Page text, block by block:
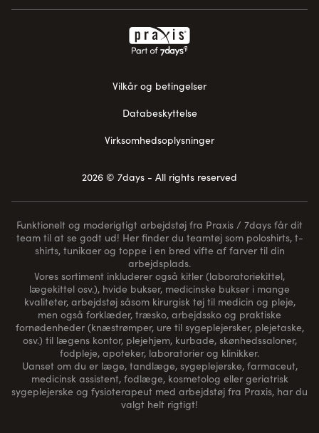
Vilkår og betingelser
Databeskyttelse
Virksomhedsoplysninger
2026 © 7days - All rights reserved
Funktionelt og moderigtigt arbejdstøj fra Praxis / 7days får dit
team til at se godt ud! Her finder du teamtøj som poloshirts, t-
shirts, tunikaer og toppe i en bred vifte af farver til din
arbejdsplads.
Vores sortiment inkluderer også kitler (laboratoriekittel,
lægekittel osv.), hvide bukser, medicinske bukser i mange
kvaliteter, arbejdstøj såsom kirurgisk tøj til medicin og pleje,
men også forklæder, træsko, arbejdssko og praktiske
fornødenheder (knæstrømper, ure til sygeplejersker, plejetaske,
osv.) til lægens kontor, plejehjem, kurbade, skønhedssaloner,
fodpleje, apoteker, laboratorier og klinikker.
Uanset om du er læge, tandlæge, sygeplejerske, farmaceut,
medicinsk assistent, fodlæge, kosmetolog eller geriatrisk
sygeplejerske og fysioterapeut med arbejdstøj fra Praxis, har du
valgt helt rigtigt!